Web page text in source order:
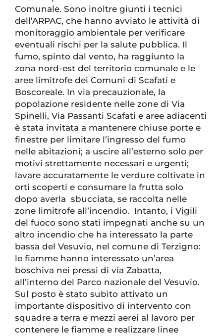
Comunale. Sono inoltre giunti i tecnici
dell’ARPAC, che hanno avviato le attività di
monitoraggio ambientale per verificare
eventuali rischi per la salute pubblica. Il
fumo, spinto dal vento, ha raggiunto la
zona nord-est del territorio comunale e le
aree limitrofe dei Comuni di Scafati e
Boscoreale. In via precauzionale, la
popolazione residente nelle zone di Via
Spinelli, Via Passanti Scafati e aree adiacenti
è stata invitata a mantenere chiuse porte e
finestre per limitare l’ingresso del fumo
nelle abitazioni; a uscire all’esterno solo per
motivi strettamente necessari e urgenti;
lavare accuratamente le verdure coltivate in
orti scoperti e consumare la frutta solo
dopo averla sbucciata, se raccolta nelle
zone limitrofe all’incendio. Intanto, i Vigili
del fuoco sono stati impegnati anche su un
altro incendio che ha interessato la parte
bassa del Vesuvio, nel comune di Terzigno:
le fiamme hanno interessato un’area
boschiva nei pressi di via Zabatta,
all’interno del Parco nazionale del Vesuvio.
Sul posto è stato subito attivato un
importante dispositivo di intervento con
squadre a terra e mezzi aerei al lavoro per
contenere le fiamme e realizzare linee